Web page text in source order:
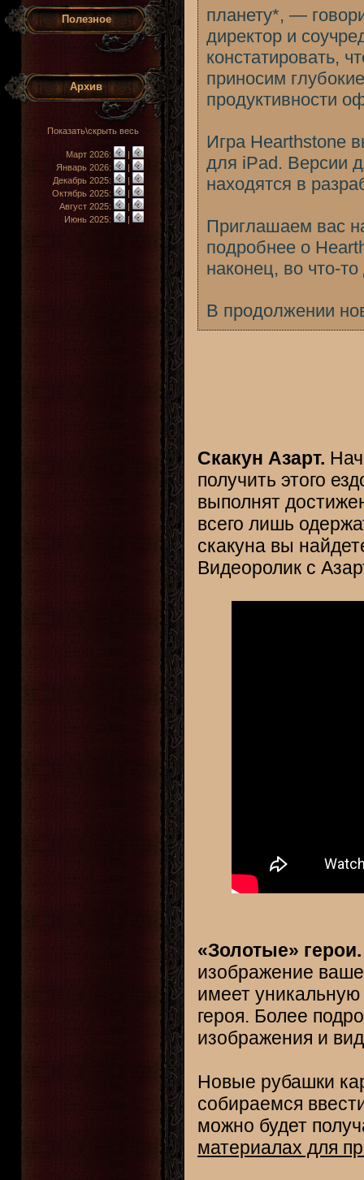
Полезное
Архив
Показать\скрыть весь
Март 2026:
|
Январь 2026:
|
Декабрь 2025:
|
Октябрь 2025:
|
Август 2025:
|
Июнь 2025:
|
планету*, —
директор и
констатировать,
приносим
продуктивности
Игра Hearthstone
для iPad. Версии
находятся в
Приглашаем вас
подробнее о
наконец, во что-
В продолжении
Скакун Азарт.
получить этого
выполнят
всего лишь
скакуна вы
Видеоролик с
«Золотые» герои.
изображение
имеет
героя. Более
изображения и
Новые рубашки
собираемся
можно будет
материалах для